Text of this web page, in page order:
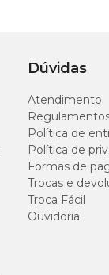
Tradicional
Indicada
Dúvidas
Atendimento
Política de
Política de
Formas de
Trocas e
Troca Fácil
Ouvidoria